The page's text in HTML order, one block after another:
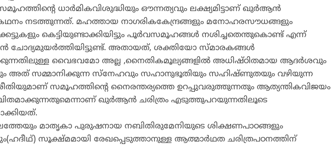
ധാര്‍മികവിശുദ്ധിയും ഔന്നത്യവും ലക്ഷ്യമിട്ടാണ് ഖുര്‍ആന്‍
നടത്തുന്നത്. മഹത്തായ നാഗരികകേന്ദ്രങ്ങളും മനോഹരസൗധങ്ങളും
കെട്ടിയുണ്ടാക്കിയിട്ടും പൂര്‍വസമൂഹങ്ങള്‍ നശിച്ചതെന്തുകൊണ്ട് എന്ന്
അതായത്, ശക്തിയോ സ്മാരകങ്ങള്‍
വൈഭവമോ അല്ല ,നൈതികമൂല്യങ്ങളില്‍ അധിഷ്ഠിതമായ ആദര്‍ശവും
അത് സമ്മാനിക്കുന്ന സ്‌നേഹവും സഹാനുഭൂതിയും സഹിഷ്ണുതയും വഴിയുന്ന
സമൂഹത്തിന്റെ നൈരന്തര്യത്തെ ഉറപ്പുവരുത്തുന്നതും ആത്യന്തികവിജയം
ഖുര്‍ആന്‍ ചരിത്രം എടുത്തുപറയുന്നതിലൂടെ
മാതൃകാ പുരുഷനായ നബിതിരുമേനിയുടെ ശിക്ഷണപാഠങ്ങളും
സൂക്ഷ്മമായി രേഖപ്പെടുത്താനുള്ള ആത്മാര്‍ഥത ചരിത്രപഠനത്തിന്